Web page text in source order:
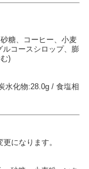
糖、コーヒー、小麦
コースシロップ、膨
)
水化物:28.0g / 食塩相
になります。